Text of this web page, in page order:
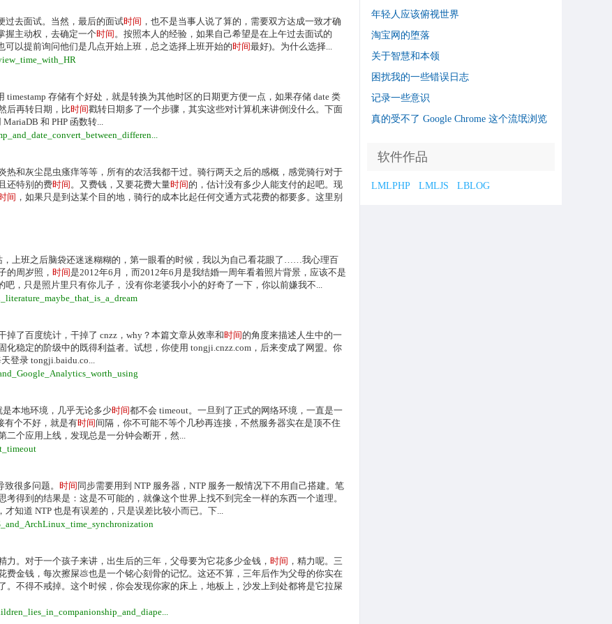
过去面试。当然，最后的面试时间 ，也不是当事人说了算的，需要双方达成一致才确
握主动权，去确定一个时间。按照本人的经验，如果自己希望是在上午过去面试的
可以提前询问他们是几点开始上班，总之选择上班开始的时间最好)。为什么选择...
存储有个好处，就是转换为其他时区的日期更方便一点，如果存储 date 类
后再转日期，比时间戳转日期多了一个步骤，其实这些对计算机来讲倒没什么。下面
和 PHP 函数转...
和灰尘昆虫瘙痒等等，所有的农活我都干过。骑行两天之后的感概，感觉骑行对于
还特别的费时间。又费钱，又要花费大量时间的，估计没有多少人能支付的起吧。现
间 ，如果只是到达某个目的地，骑行的成本比起任何交通方式花费的都要多。这里别
上班之后脑袋还迷迷糊糊的，第一眼看的时候，我以为自己看花眼了……我心理百
的周岁照， 时间是2012年6月，而2012年6月是我结婚一周年看着照片背景，应该不是
，只是照片里只有你儿子， 没有你老婆我小小的好奇了一下，你以前嫌我不...
掉了百度统计，干掉了 cnzz，why？本篇文章从效率和时间的角度来描述人生中的一
稳定的阶级中的既得利益者。试想，你使用 tongji.cnzz.com，后来变成了网盟。你
登录 tongji.baidu.co...
是本地环境，几乎无论多少时间都不会 timeout。一旦到了正式的网络环境，一直是一
有个不好，就是有时间间隔，你不可能不等个几秒再连接，不然服务器实在是顶不住
二个应用上线，发现总是一分钟会断开，然...
很多问题。 时间 同步需要用到 NTP 服务器，NTP 服务一般情况下不用自己搭建。笔
考得到的结果是：这是不可能的，就像这个世界上找不到完全一样的东西一个道理。
才知道 NTP 也是有误差的，只是误差比较小而已。下...
。对于一个孩子来讲，出生后的三年，父母要为它花多少金钱， 时间 ，精力呢。三
金钱，每次擦屎💩也是一个铭心刻骨的记忆。这还不算，三年后作为父母的你实在
不得不戒掉。这个时候，你会发现你家的床上，地板上，沙发上到处都将是它拉屎
年轻人应该俯视世界
淘宝网的堕落
关于智慧和本领
困扰我的一些错误日志
记录一些意识
真的受不了 Google Chrome 这个流氓浏览
软件作品
LMLPHP LMLJS LBLOG